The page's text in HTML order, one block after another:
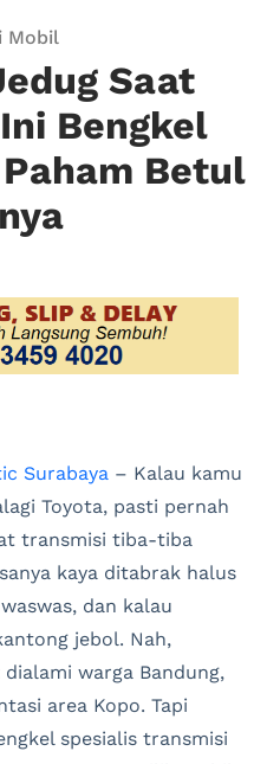
Mobil
Saat
Bengkel
Betul
Surabaya – Kalau kamu
Toyota, pasti pernah
transmisi tiba-tiba
kaya ditabrak halus
dan kalau
jebol. Nah,
warga Bandung,
area Kopo. Tapi
spesialis transmisi